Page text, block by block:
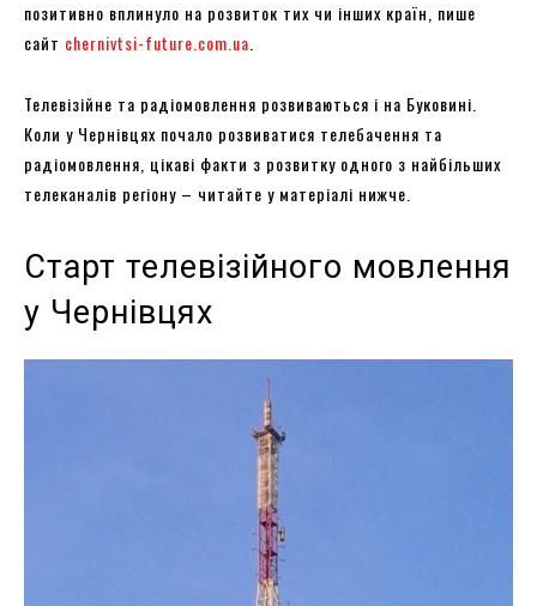
позитивно вплинуло на розвиток тих чи інших країн, пише
сайт chernivtsi-future.com.ua
Телевізійне та радіомовлення розвиваються і на Буковині.
Коли у Чернівцях почало розвиватися телебачення та
радіомовлення, цікаві факти з розвитку одного з найбільших
телеканалів регіону – читайте у матеріалі нижче.
Старт телевізійного мовлення
у Чернівцях